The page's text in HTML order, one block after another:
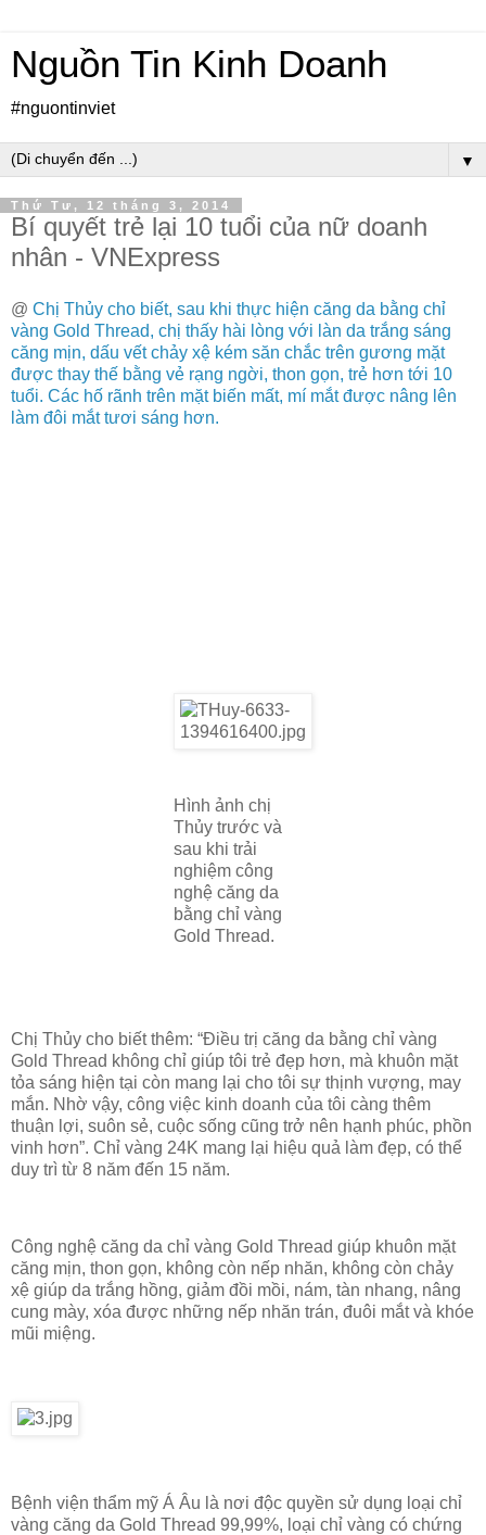
Nguồn Tin Kinh Doanh
#nguontinviet
▼
Thứ Tư, 12 tháng 3, 2014
Bí quyết trẻ lại 10 tuổi của nữ doanh
nhân - VNExpress
@ Chị Thủy cho biết, sau khi thực hiện căng da bằng chỉ
vàng Gold Thread, chị thấy hài lòng với làn da trắng sáng
căng mịn, dấu vết chảy xệ kém săn chắc trên gương mặt
được thay thế bằng vẻ rạng ngời, thon gọn, trẻ hơn tới 10
tuổi. Các hố rãnh trên mặt biến mất, mí mắt được nâng lên
làm đôi mắt tươi sáng hơn.
Hình ảnh chị
Thủy trước và
sau khi trải
nghiệm công
nghệ căng da
bằng chỉ vàng
Gold Thread.
Chị Thủy cho biết thêm: “Điều trị căng da bằng chỉ vàng
Gold Thread không chỉ giúp tôi trẻ đẹp hơn, mà khuôn mặt
tỏa sáng hiện tại còn mang lại cho tôi sự thịnh vượng, may
mắn. Nhờ vậy, công việc kinh doanh của tôi càng thêm
thuận lợi, suôn sẻ, cuộc sống cũng trở nên hạnh phúc, phồn
vinh hơn”. Chỉ vàng 24K mang lại hiệu quả làm đẹp, có thể
duy trì từ 8 năm đến 15 năm.
Công nghệ căng da chỉ vàng Gold Thread giúp khuôn mặt
căng mịn, thon gọn, không còn nếp nhăn, không còn chảy
xệ giúp da trắng hồng, giảm đồi mồi, nám, tàn nhang, nâng
cung mày, xóa được những nếp nhăn trán, đuôi mắt và khóe
mũi miệng.
Bệnh viện thẩm mỹ Á Âu là nơi độc quyền sử dụng loại chỉ
vàng căng da Gold Thread 99,99%, loại chỉ vàng có chứng